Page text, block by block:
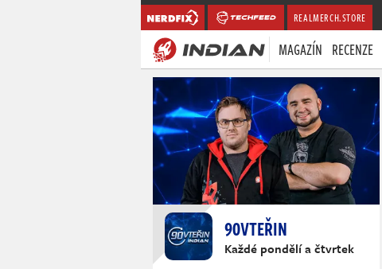
REALMERCH.STORE
MAGAZÍN RECENZE
90VTEŘIN
Každé pondělí a čtvrtek